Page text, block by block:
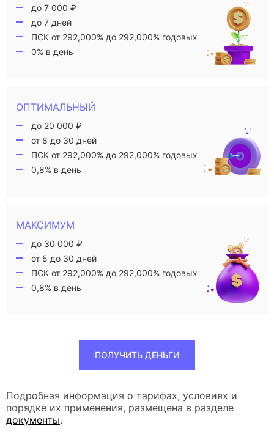
до 7 000 ₽
до 7 дней
ПСК от 292,000% до 292,000% годовых
0% в день
ОПТИМАЛЬНЫЙ
до 20 000 ₽
от 8 до 30 дней
ПСК от 292,000% до 292,000% годовых
0,8% в день
МАКСИМУМ
до 30 000 ₽
от 5 до 30 дней
ПСК от 292,000% до 292,000% годовых
0,8% в день
ПОЛУЧИТЬ ДЕНЬГИ
Подробная информация о тарифах, условиях и
порядке их применения, размещена в разделе
документы.